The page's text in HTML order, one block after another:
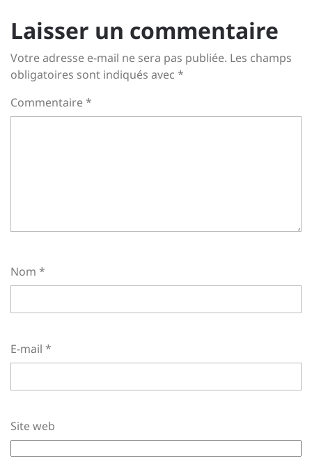
Laisser un commentaire
Votre adresse e-mail ne sera pas publiée. Les champs
obligatoires sont indiqués avec *
Commentaire*
Nom *
E-mail *
Site web